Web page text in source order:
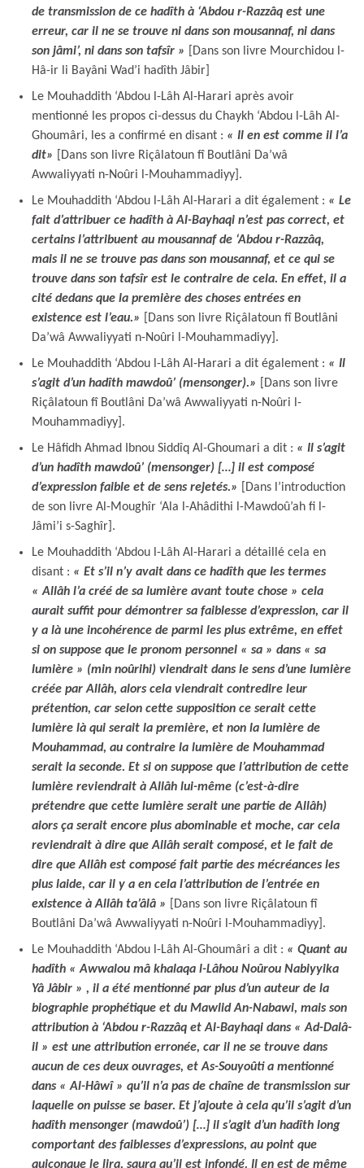
de transmission de ce hadîth à ‘Abdou r-Razzâq est une
erreur, car il ne se trouve ni dans son mousannaf, ni dans
son jâmi’, ni dans son tafsîr »
[Dans son livre Mourchidou l-
Hâ-ir li Bayâni Wad’i hadîth Jâbir]
Le Mouhaddith ‘Abdou l-Lâh Al-Harari après avoir
mentionné les propos ci-dessus du Chaykh ‘Abdou l-Lâh Al-
Ghoumâri, les a confirmé en disant : « Il en est comme il l’a
dit»
[Dans son livre Riçâlatoun fî Boutlâni Da’wâ
Awwaliyyati n-Noûri l-Mouhammadiyy].
Le Mouhaddith ‘Abdou l-Lâh Al-Harari a dit également : « Le
fait d’attribuer ce hadîth à Al-Bayhaqi n’est pas correct, et
certains l’attribuent au mousannaf de ‘Abdou r-Razzâq,
mais il ne se trouve pas dans son mousannaf, et ce qui se
trouve dans son tafsîr est le contraire de cela. En effet, il a
cité dedans que la première des choses entrées en
existence est l’eau.»
[Dans son livre Riçâlatoun fî Boutlâni
Da’wâ Awwaliyyati n-Noûri l-Mouhammadiyy].
Le Mouhaddith ‘Abdou l-Lâh Al-Harari a dit également : « Il
s’agit d’un hadîth mawdoû’ (mensonger).»
[Dans son livre
Riçâlatoun fî Boutlâni Da’wâ Awwaliyyati n-Noûri l-
Mouhammadiyy].
Le Hâfidh Ahmad Ibnou Siddîq Al-Ghoumari a dit : « Il s’agit
d’un hadîth mawdoû’ (mensonger) […] il est composé
d’expression faible et de sens rejetés.»
[Dans l’introduction
de son livre Al-Moughîr ‘Ala l-Ahâdithi l-Mawdoû’ah fi l-
Jâmi’i s-Saghîr].
Le Mouhaddith ‘Abdou l-Lâh Al-Harari a détaillé cela en
disant : « Et s’il n’y avait dans ce hadîth que les termes
« Allâh l’a créé de sa lumière avant toute chose » cela
aurait suffit pour démontrer sa faiblesse d’expression, car il
y a là une incohérence de parmi les plus extrême, en effet
si on suppose que le pronom personnel « sa » dans « sa
lumière » (min noûrihi) viendrait dans le sens d’une lumière
créée par Allâh, alors cela viendrait contredire leur
prétention, car selon cette supposition ce serait cette
lumière là qui serait la première, et non la lumière de
Mouhammad, au contraire la lumière de Mouhammad
serait la seconde. Et si on suppose que l’attribution de cette
lumière reviendrait à Allâh lui-même (c’est-à-dire
prétendre que cette lumière serait une partie de Allâh)
alors ça serait encore plus abominable et moche, car cela
reviendrait à dire que Allâh serait composé, et le fait de
dire que Allâh est composé fait partie des mécréances les
plus laide, car il y a en cela l’attribution de l’entrée en
existence à Allâh ta’âlâ »
[Dans son livre Riçâlatoun fî
Boutlâni Da’wâ Awwaliyyati n-Noûri l-Mouhammadiyy].
Le Mouhaddith ‘Abdou l-Lâh Al-Ghoumâri a dit : « Quant au
hadîth « Awwalou mâ khalaqa l-Lâhou Noûrou Nabiyyika
Yâ Jâbir » , il a été mentionné par plus d’un auteur de la
biographie prophétique et du Mawlid An-Nabawi, mais son
attribution à ‘Abdou r-Razzâq et Al-Bayhaqi dans « Ad-Dalâ-
il » est une attribution erronée, car il ne se trouve dans
aucun de ces deux ouvrages, et As-Souyoûti a mentionné
dans « Al-Hâwî » qu’il n’a pas de chaîne de transmission sur
laquelle on puisse se baser. Et j’ajoute à cela qu’il s’agit d’un
hadîth mensonger (mawdoû’) […] il s’agit d’un hadîth long
comportant des faiblesses d’expressions, au point que
quiconque le lira, saura qu’il est infondé. Il en est de même